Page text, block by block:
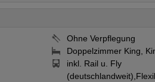
Ohne Verpflegung
Doppelzimmer King,
inkl. Rail u. Fly